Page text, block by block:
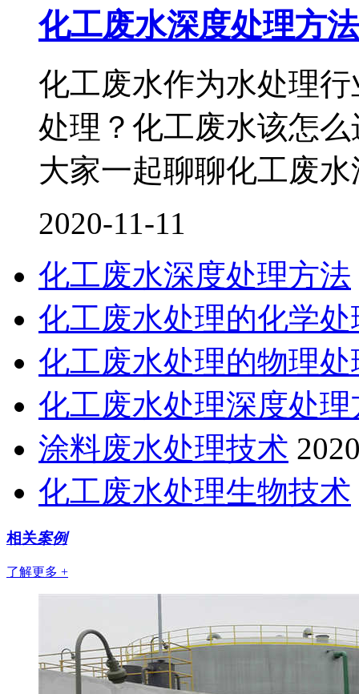
化工废水深度处理方法
化工废水作为水处理
处理？化工废水该怎
大家一起聊聊化工废
2020-11-11
化工废水深度处理方法
化工废水处理的化学
化工废水处理的物理处
化工废水处理深度处理
涂料废水处理技术
化工废水处理生物技术
相关案例
了解更多 +